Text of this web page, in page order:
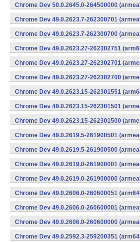
Chrome Dev 50.0.2645.0-264500000
Chrome Dev 49.0.2623.7-262300701
Chrome Dev 49.0.2623.7-262300700
Chrome Dev 49.0.2623.27-262302751
Chrome Dev 49.0.2623.27-262302701
Chrome Dev 49.0.2623.27-262302700
Chrome Dev 49.0.2623.15-262301551
Chrome Dev 49.0.2623.15-262301501
Chrome Dev 49.0.2623.15-262301500
Chrome Dev 49.0.2619.5-261900501
Chrome Dev 49.0.2619.5-261900500
Chrome Dev 49.0.2619.0-261900001
Chrome Dev 49.0.2619.0-261900000
Chrome Dev 49.0.2606.0-260600051
Chrome Dev 49.0.2606.0-260600001
Chrome Dev 49.0.2606.0-260600000
Chrome Dev 49.0.2592.3-259200351